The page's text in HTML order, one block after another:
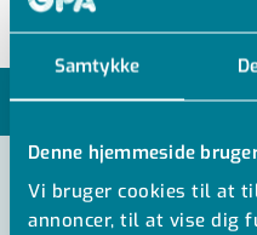
Samtykke
Denne hjemmeside
Vi bruger cookies til at
annoncer, til at vise dig
MODELLER
VIS